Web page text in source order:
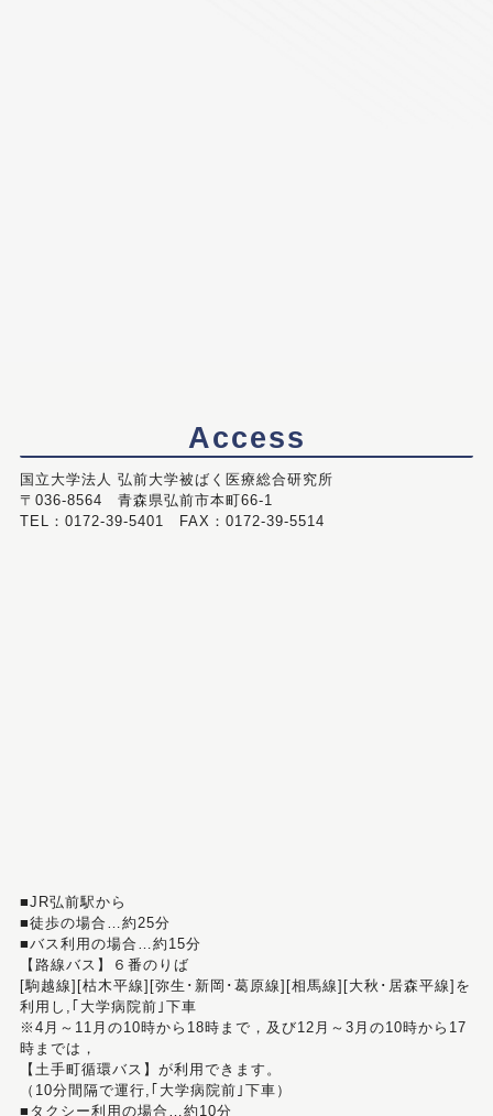
Access
国立大学法人 弘前大学被ばく医療総合研究所
〒036-8564 青森県弘前市本町66-1
TEL：0172-39-5401 FAX：0172-39-5514
■JR弘前駅から
■徒歩の場合…約25分
■バス利用の場合…約15分
【路線バス】６番のりば
[駒越線][枯木平線][弥生･新岡･葛原線][相馬線][大秋･居森平線]を
利用し,｢大学病院前｣下車
※4月～11月の10時から18時まで，及び12月～3月の10時から17
時までは，
【土手町循環バス】が利用できます。
（10分間隔で運行,｢大学病院前｣下車）
■タクシー利用の場合…約10分